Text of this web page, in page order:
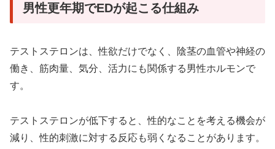
男性更年期でEDが起こる仕組み
テストステロンは、性欲だけでなく、陰茎の血管や神経の
働き、筋肉量、気分、活力にも関係する男性ホルモンで
す。
テストステロンが低下すると、性的なことを考える機会が
減り、性的刺激に対する反応も弱くなることがあります。